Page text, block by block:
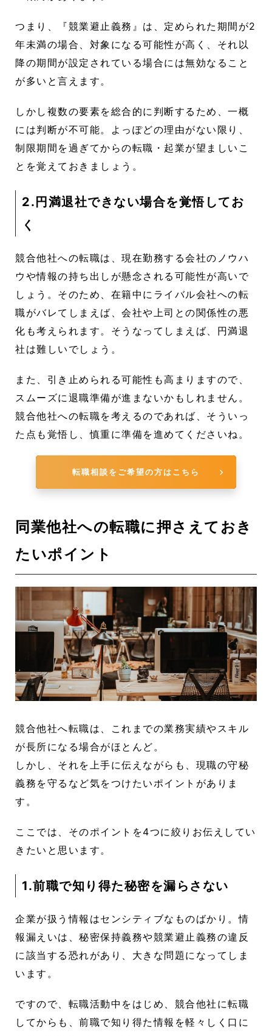
つまり、『競業避止義務』は、定められた期間が2
年未満の場合、対象になる可能性が高く、それ以
降の期間が設定されている場合には無効なること
が多いと言えます。
しかし複数の要素を総合的に判断するため、一概
には判断が不可能。よっぽどの理由がない限り、
制限期間を過ぎてからの転職・起業が望ましいこ
とを覚えておきましょう。
2.円満退社できない場合を覚悟してお
く
競合他社への転職は、現在勤務する会社のノウハ
ウや情報の持ち出しが懸念される可能性が高いで
しょう。そのため、在籍中にライバル会社への転
職がバレてしまえば、会社や上司との関係性の悪
化も考えられます。そうなってしまえば、円満退
社は難しいでしょう。
また、引き止められる可能性も高まりますので、
スムーズに退職準備が進まないかもしれません。
競合他社への転職を考えるのであれば、そういっ
た点も覚悟し、慎重に準備を進めてくださいね。
転職相談をご希望の方はこちら
同業他社への転職に押さえておき
たいポイント
競合他社へ転職は、これまでの業務実績やスキル
が長所になる場合がほとんど。
しかし、それを上手に伝えながらも、現職の守秘
義務を守るなど気をつけたいポイントがありま
す。
ここでは、そのポイントを4つに絞りお伝えしてい
きたいと思います。
1.前職で知り得た秘密を漏らさない
企業が扱う情報はセンシティブなものばかり。情
報漏えいは、秘密保持義務や競業避止義務の違反
に該当する恐れがあり、大きな問題になってしま
います。
ですので、転職活動中をはじめ、競合他社に転職
してからも、前職で知り得た情報を軽々しく口に